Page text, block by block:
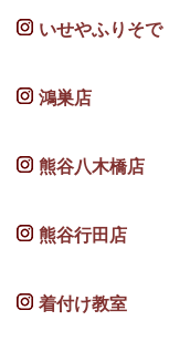
いせやふりそで
鴻巣店
熊谷八木橋店
熊谷行田店
着付け教室